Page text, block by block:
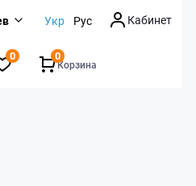
Укр Рус Кабинет
0
Корзина
0